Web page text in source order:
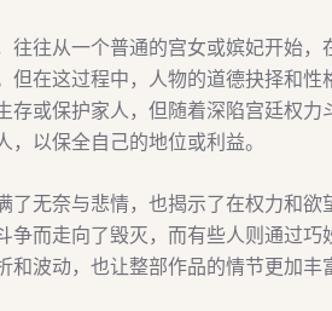
往往从一个普通的宫女或嫔妃开始
但在这过程中，人物的道德抉择和
存或保护家人，但随着深陷宫廷权
，以保全自己的地位或利益。
了无奈与悲情，也揭示了在权力和欲
争而走向了毁灭，而有些人则通过
和波动，也让整部作品的情节更加丰